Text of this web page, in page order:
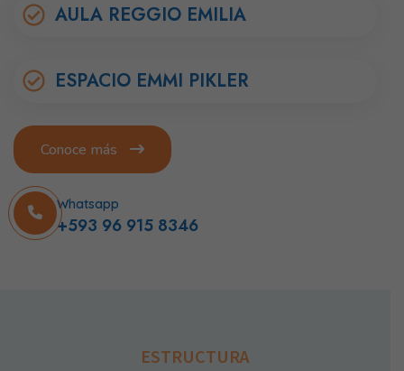
AULA REGGIO EMILIA
ESPACIO EMMI PIKLER
Conoce más
Whatsapp
+593 96 915 8346
ESTRUCTURA